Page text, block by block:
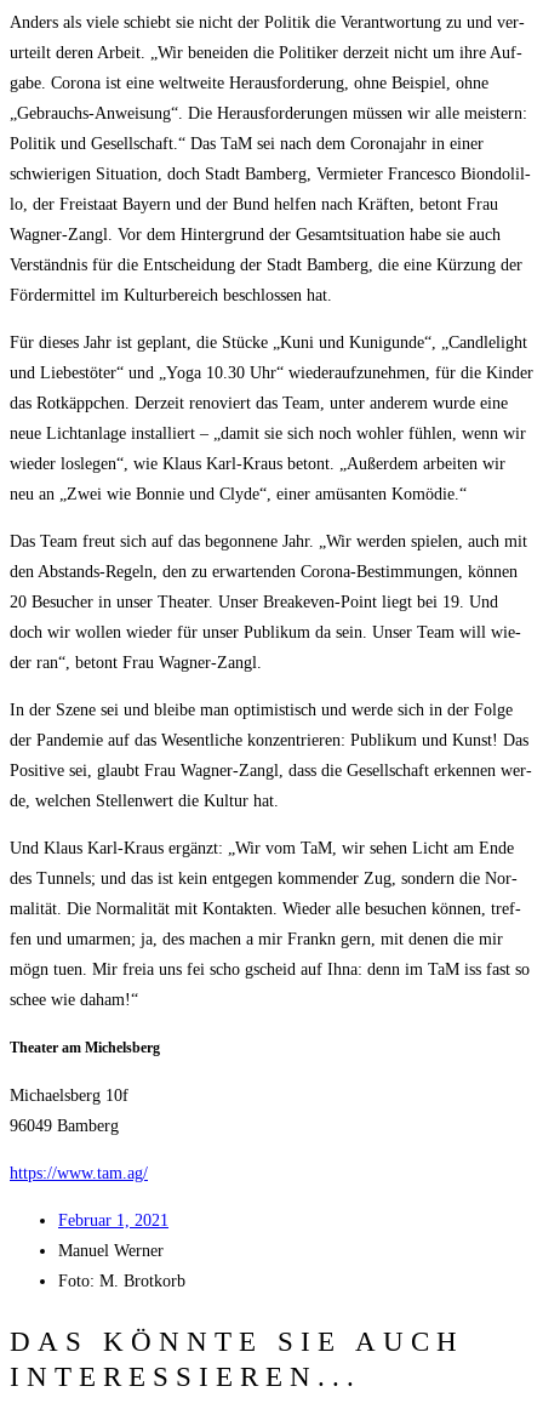
Anders als vie­le schiebt sie nicht der Poli­tik die Ver­ant­wor­tung zu und ver­
ur­teilt deren Arbeit. „Wir benei­den die Poli­ti­ker der­zeit nicht um ihre Auf­
ga­be. Coro­na ist eine welt­wei­te Her­aus­for­de­rung, ohne Bei­spiel, ohne
„Gebrauchs-Anwei­sung“. Die Her­aus­for­de­run­gen müs­sen wir alle meis­tern:
Poli­tik und Gesell­schaft.“ Das TaM sei nach dem Coro­na­jahr in einer
schwie­ri­gen Situa­ti­on, doch Stadt Bam­berg, Ver­mie­ter Fran­ces­co Bion­dol­il­
lo, der Frei­staat Bay­ern und der Bund hel­fen nach Kräf­ten, betont Frau
Wag­ner-Zangl. Vor dem Hin­ter­grund der Gesamt­si­tua­ti­on habe sie auch
Ver­ständ­nis für die Ent­schei­dung der Stadt Bam­berg, die eine Kür­zung der
För­der­mit­tel im Kul­tur­be­reich beschlos­sen hat.
Für die­ses Jahr ist geplant, die Stü­cke „Kuni und Kuni­gun­de“, „Cand­le­light
und Lie­bes­tö­ter“ und „Yoga 10.30 Uhr“ wie­der­auf­zu­neh­men, für die Kin­der
das Rot­käpp­chen. Der­zeit reno­viert das Team, unter ande­rem wur­de eine
neue Licht­an­la­ge instal­liert – „damit sie sich noch woh­ler füh­len, wenn wir
wie­der los­le­gen“, wie Klaus Karl-Kraus betont. „Außer­dem arbei­ten wir
neu an „Zwei wie Bon­nie und Cly­de“, einer amü­san­ten Komödie.“
Das Team freut sich auf das begon­ne­ne Jahr. „Wir wer­den spie­len, auch mit
den Abstands-Regeln, den zu erwar­ten­den Coro­na-Bestim­mun­gen, kön­nen
20 Besu­cher in unser Thea­ter. Unser Brea­k­e­ven-Point liegt bei 19. Und
doch wir wol­len wie­der für unser Publi­kum da sein. Unser Team will wie­
der ran“, betont Frau Wagner-Zangl.
In der Sze­ne sei und blei­be man opti­mis­tisch und wer­de sich in der Fol­ge
der Pan­de­mie auf das Wesent­li­che kon­zen­trie­ren: Publi­kum und Kunst! Das
Posi­ti­ve sei, glaubt Frau Wag­ner-Zangl, dass die Gesell­schaft erken­nen wer­
de, wel­chen Stel­len­wert die Kul­tur hat.
Und Klaus Karl-Kraus ergänzt: „Wir vom TaM, wir sehen Licht am Ende
des Tun­nels; und das ist kein ent­ge­gen kom­men­der Zug, son­dern die Nor­
ma­li­tät. Die Nor­ma­li­tät mit Kon­tak­ten. Wie­der alle besu­chen kön­nen, tref­
fen und umar­men; ja, des machen a mir Fran­kn gern, mit denen die mir
mögn tuen. Mir freia uns fei scho gscheid auf Ihna: denn im TaM iss fast so
schee wie daham!“
Thea­ter am Michelsberg
Micha­els­berg 10f
96049 Bam­berg
https://www.tam.ag/
Febru­ar 1, 2021
Manu­el Werner
Foto: M. Brotkorb
DAS KÖNNTE SIE AUCH
INTERESSIEREN...